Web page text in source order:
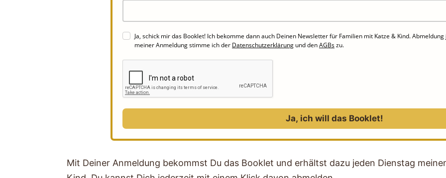
Ja, schick mir das Booklet! Ich bekomme dann auch Deinen Newsletter für Familien mit Katze & Kind.
meiner Anmeldung stimme ich der Datenschutzerklärung und denAGBszu.
Ja, ich will das Booklet!
Mit Deiner Anmeldung bekommst Du das Booklet und erhältst dazu jeden Dienstag